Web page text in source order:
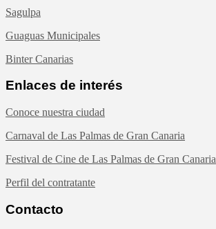
Sagulpa
Guaguas Municipales
Binter Canarias
Enlaces de interés
Conoce nuestra ciudad
Carnaval de Las Palmas de Gran Canaria
Festival de Cine de Las Palmas de Gran Canaria
Perfil del contratante
Contacto